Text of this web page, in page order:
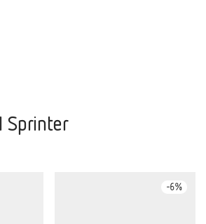
Sprinter
-6%